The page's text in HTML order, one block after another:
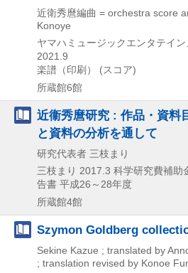
近衛秀麿編曲 = orchestra score
Konoye
ヤマハミュージックエンタテイ
2021.9
楽譜（印刷） (スコア)
所蔵館6館
近衞秀麿研究 : 作品・資料
と資料の分析を通して
研究代表者 三枝まり
三枝まり 2017.3 科学研究費補助
告書 平成26～28年度
所蔵館4館
Szymon Goldberg
Sekine Kazue ; translated by
; translation revised by Konoe